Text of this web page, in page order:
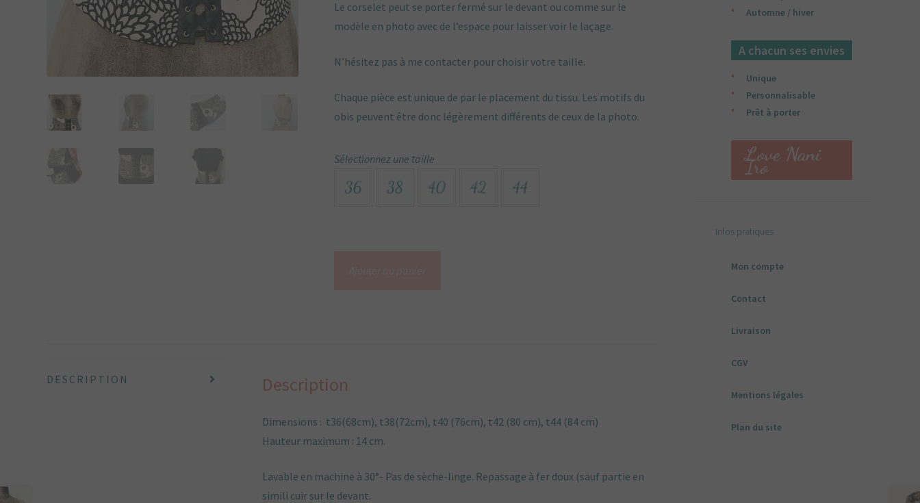
Le corselet peut se porter fermé sur le devant ou comme sur le
modèle en photo avec de l’espace pour laisser voir le laçage.
N’hésitez pas à me contacter pour choisir votre taille.
Chaque pièce est unique de par le placement du tissu. Les motifs du
obis peuvent être donc légèrement différents de ceux de la photo.
Sélectionnez une taille
DESCRIPTION Description
Dimensions : t36(68cm), t38(72cm), t40 (76cm), t42 (80 cm), t44 (84 cm)
Hauteur maximum : 14 cm.
Lavable en machine à 30°- Pas de sèche-linge. Repassage à fer doux (sauf partie en
simili cuir sur le devant.
Automne / hiver
A chacun ses envies
Unique
Personnalisable
Prêt à porter
Love Nani
Iro
Infos pratiques
Mon compte
Contact
Livraison
CGV
Mentions légales
Plan du site